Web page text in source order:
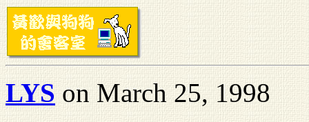
LYS on March 25, 1998